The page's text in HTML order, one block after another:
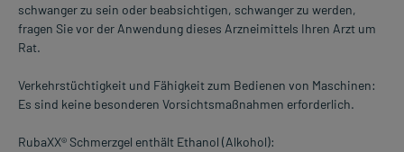
schwanger zu sein oder beabsichtigen, schwanger zu werden,
fragen Sie vor der Anwendung dieses Arzneimittels Ihren Arzt um
Rat.
Verkehrstüchtigkeit und Fähigkeit zum Bedienen von Maschinen:
Es sind keine besonderen Vorsichtsmaßnahmen erforderlich.
RubaXX® Schmerzgel enthält Ethanol (Alkohol):